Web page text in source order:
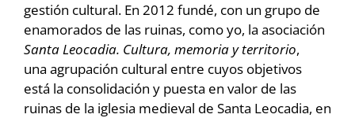
gestión cultural. En 2012 fundé, con un grupo de
enamorados de las ruinas, como yo, la asociación
Santa Leocadia. Cultura, memoria y territorio,
una agrupación cultural entre cuyos objetivos
está la consolidación y puesta en valor de las
ruinas de la iglesia medieval de Santa Leocadia, en